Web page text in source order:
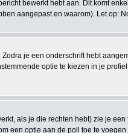
bewerkt hebt aan. Dit komt
aangepast en waarom). Let op:
je een onderschrift hebt
optie te kiezen in je
als je die rechten hebt) zie je een
een optie aan de poll toe te